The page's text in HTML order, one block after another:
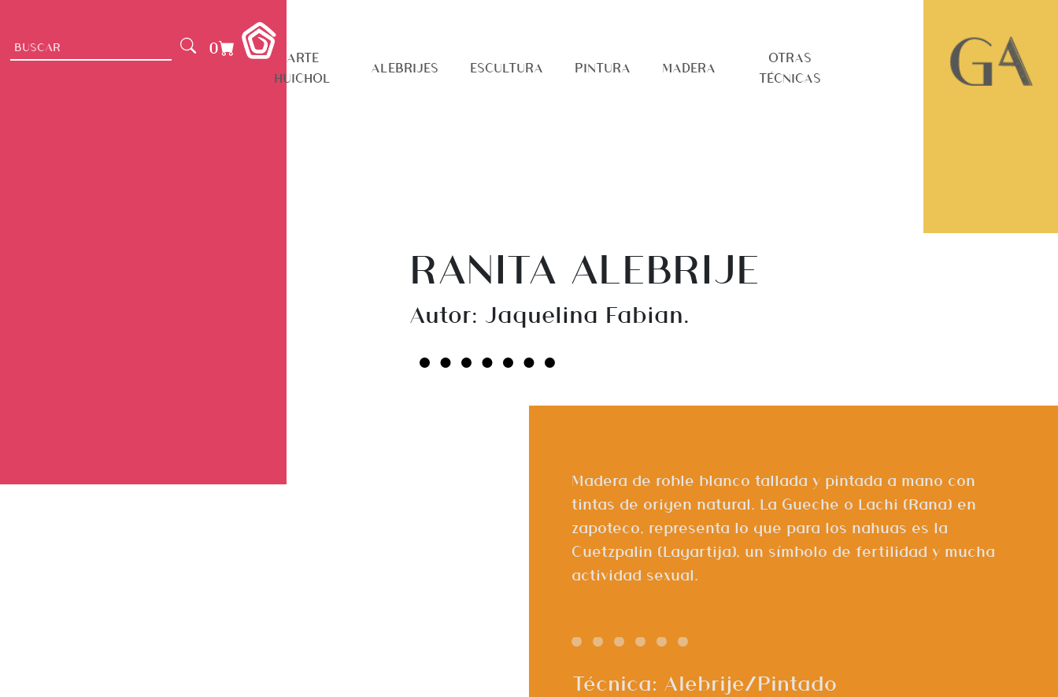
ARTE
HUICHOL
ALEBRIJES ESCULTURA PINTURA MADERA
OTRAS
TÉCNICAS
RANITA ALEBRIJE
Autor: Jaquelina Fabian.
0
Madera de roble blanco tallada y pintada a mano con
tintas de origen natural. La Gueche o Lachi (Rana) en
zapoteco, representa lo que para los nahuas es la
Cuetzpalin (Lagartija), un símbolo de fertilidad y mucha
actividad sexual.
Técnica: Alebrije/Pintado